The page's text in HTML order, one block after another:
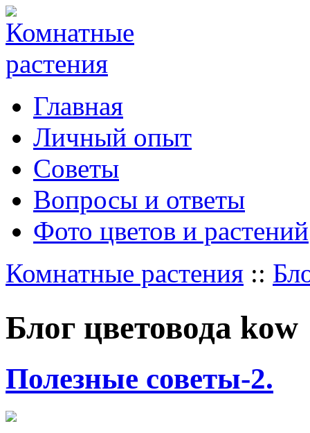
Главная
Личный опыт
Советы
Вопросы и ответы
Фото цветов и растений
Комнатные растения ::
Блог цветовода kow
Полезные советы-2.